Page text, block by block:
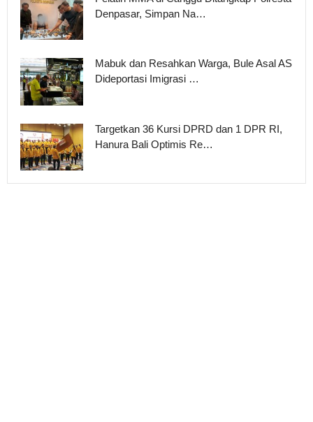
Denpasar, Simpan Na…
Mabuk dan Resahkan Warga, Bule Asal AS
Dideportasi Imigrasi …
Targetkan 36 Kursi DPRD dan 1 DPR RI,
Hanura Bali Optimis Re…